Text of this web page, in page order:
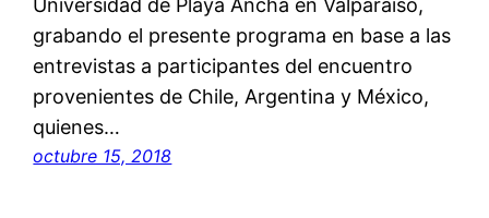
Universidad de Playa Ancha en Valparaiso,
grabando el presente programa en base a las
entrevistas a participantes del encuentro
provenientes de Chile, Argentina y México,
quienes…
octubre 15, 2018